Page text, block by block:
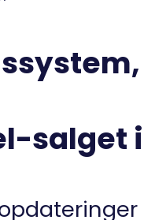
salget i